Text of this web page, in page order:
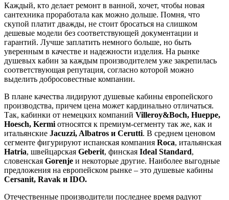
Каждый, кто делает ремонт в ванной, хочет, чтобы новая
сантехника проработала как можно дольше. Помня, что
скупой платит дважды, не стоит бросаться на слишком
дешевые модели без соответствующей документации и
гарантий. Лучше заплатить немного больше, но быть
уверенным в качестве и надежности изделия. На рынке
душевых кабин за каждым производителем уже закрепилась
соответствующая репутация, согласно которой можно
выделить добросовестные компании.
В плане качества лидируют душевые кабины европейского
производства, причем цена может кардинально отличаться.
Так, кабинки от немецких компаний Villeroy&Boch, Hueppe,
Hoesch, Kermi относятся к премиум-сегменту так же, как и
итальянские Jacuzzi, Albatros и Cerutti. В среднем ценовом
сегменте фигурируют испанская компания Roca, итальянская
Hatria, швейцарская Geberit, финская Ideal Standard,
словенская Gorenje и некоторые другие. Наиболее выгодные
предложения на европейском рынке – это душевые кабины
Cersanit, Ravak и IDO.
Отечественные производители последнее время радуют